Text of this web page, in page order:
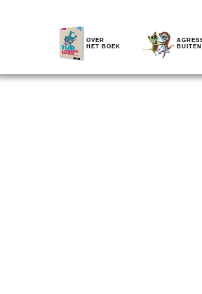
OVER
HET BOEK